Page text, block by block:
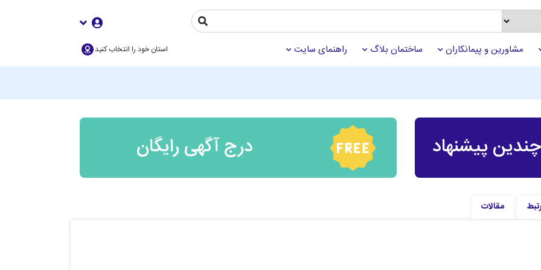
مشاورین و پیمانکاران ساختمان بلاگ راهنمای سایت استان خود را انتخاب کنید
پیشنهاد درج آگهی رایگان
مقالات